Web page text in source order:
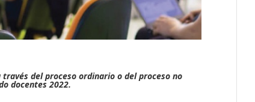
del proceso ordinario o del proceso no
docentes 2022.